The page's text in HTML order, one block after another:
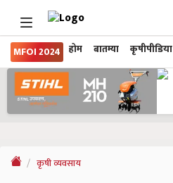
MFOI 2024 होम बातम्या कृषीपीडिया
कृषी व्यवसाय